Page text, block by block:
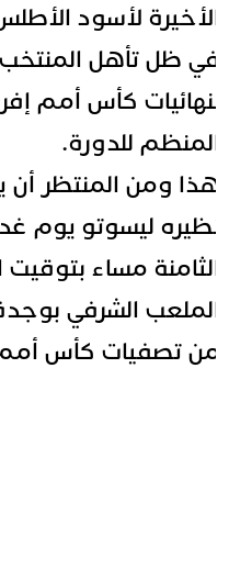
لأسود
ظل تأهل المنتخب
للدورة.
ومن المنتظر أن
ليسوتو يوم غد
مساء بتوقيت
الشرفي
تصفيات كأس أمم